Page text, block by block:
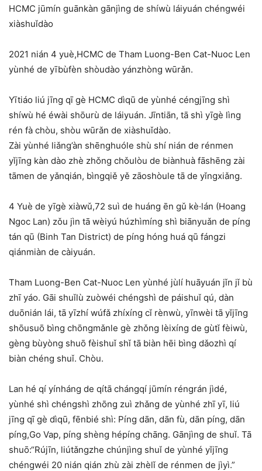
HCMC jūmín guānkàn gānjìng de shíwù láiyuán chéngwéi
xiàshuǐdào
2021 nián 4 yuè,HCMC de Tham Luong-Ben Cat-Nuoc Len
yùnhé de yībùfèn shòudào yánzhòng wūrǎn.
Yītiáo liú jīng qī gè HCMC dìqū de yùnhé céngjīng shì
shíwù hé éwài shōurù de láiyuán. Jīntiān, tā shì yīgè lìng
rén fà chòu, shòu wūrǎn de xiàshuǐdào.
Zài yùnhé liǎng’àn shēnghuóle shù shí nián de rénmen
yǐjīng kàn dào zhè zhǒng chǒulòu de biànhuà fāshēng zài
tāmen de yǎnqián, bìngqiě yě zāoshòule tā de yǐngxiǎng.
4 Yuè de yīgè xiàwǔ,72 suì de huáng ēn gǔ kè·lán (Hoang
Ngoc Lan) zǒu jìn tā wèiyú húzhìmíng shì biānyuǎn de píng
tán qū (Binh Tan District) de píng hóng huá qū fángzi
qiánmiàn de càiyuán.
Tham Luong-Ben Cat-Nuoc Len yùnhé jùlí huāyuán jǐn jǐ bù
zhī yáo. Gāi shuǐlù zuòwéi chéngshì de páishuǐ qú, dàn
duōnián lái, tā yīzhí wúfǎ zhíxíng cǐ rènwù, yīnwèi tā yǐjīng
shōusuō bìng chōngmǎnle gè zhǒng lèixíng de gùtǐ fèiwù,
gèng bùyòng shuō fèishuǐ shǐ tā biàn hēi bìng dǎozhì qí
biàn chéng shuǐ. Chòu.
Lan hé qí yínháng de qítā chángqí jūmín réngrán jìdé,
yùnhé shì chéngshì zhōng zuì zhǎng de yùnhé zhī yī, liú
jīng qī gè dìqū, fēnbié shì: Píng dān, dān fù, dān píng, dān
píng,Go Vap, píng shèng hépíng chāng. Gānjìng de shuǐ. Tā
shuō:“Rújīn, liútǎngzhe chúnjìng shuǐ de yùnhé yǐjīng
chéngwéi 20 nián qián zhù zài zhèlǐ de rénmen de jìyì.”